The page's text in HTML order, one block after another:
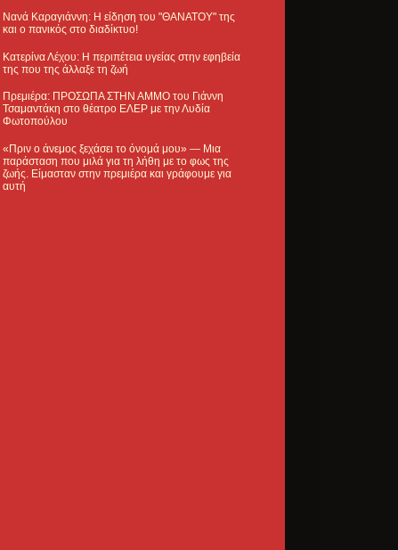
Νανά Καραγιάννη: Η είδηση του "ΘΑΝΑΤΟΥ" της
και ο πανικός στο διαδίκτυο!
Κατερίνα Λέχου: Η περιπέτεια υγείας στην εφηβεία
της που της άλλαξε τη ζωή
Πρεμιέρα: ΠΡΟΣΩΠΑ ΣΤΗΝ ΑΜΜΟ του Γιάννη
Τσαμαντάκη στο θέατρο ΕΛΕΡ με την Λυδία
Φωτοπούλου
«Πριν ο άνεμος ξεχάσει το όνομά μου» — Μια
παράσταση που μιλά για τη λήθη με το φως της
ζωής. Είμασταν στην πρεμιέρα και γράφουμε για
αυτή